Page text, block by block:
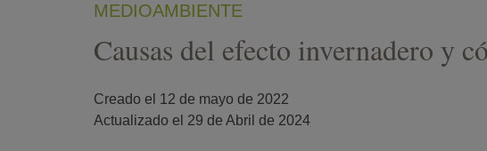
MEDIOAMBIENTE
Causas del efecto invernadero y
Creado el 12 de mayo de 2022
Actualizado el 29 de Abril de 2024